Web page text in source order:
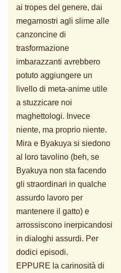
ai tropes del genere, dai
megamostri agli slime alle
canzoncine di
trasformazione
imbarazzanti avrebbero
potuto aggiungere un
livello di meta-anime utile
a stuzzicare noi
maghettologi. Invece
niente, ma proprio niente.
Mira e Byakuya si siedono
al loro tavolino (beh, se
Byakuya non sta facendo
gli straordinari in qualche
assurdo lavoro per
mantenere il gatto) e
arrossiscono inerpicandosi
in dialoghi assurdi. Per
dodici episodi.
EPPURE la carinosità di